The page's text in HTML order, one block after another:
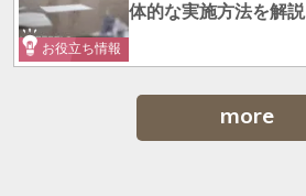
お役立ち情報
体的な実施方法を解説
more